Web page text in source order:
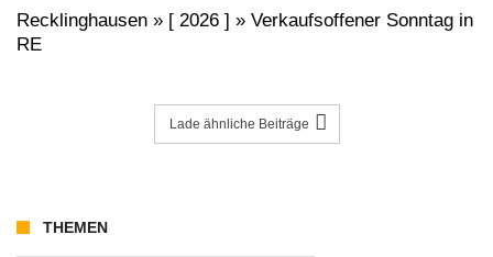
Recklinghausen » [ 2026 ] » Verkaufsoffener Sonntag in
RE
Lade ähnliche Beiträge
THEMEN